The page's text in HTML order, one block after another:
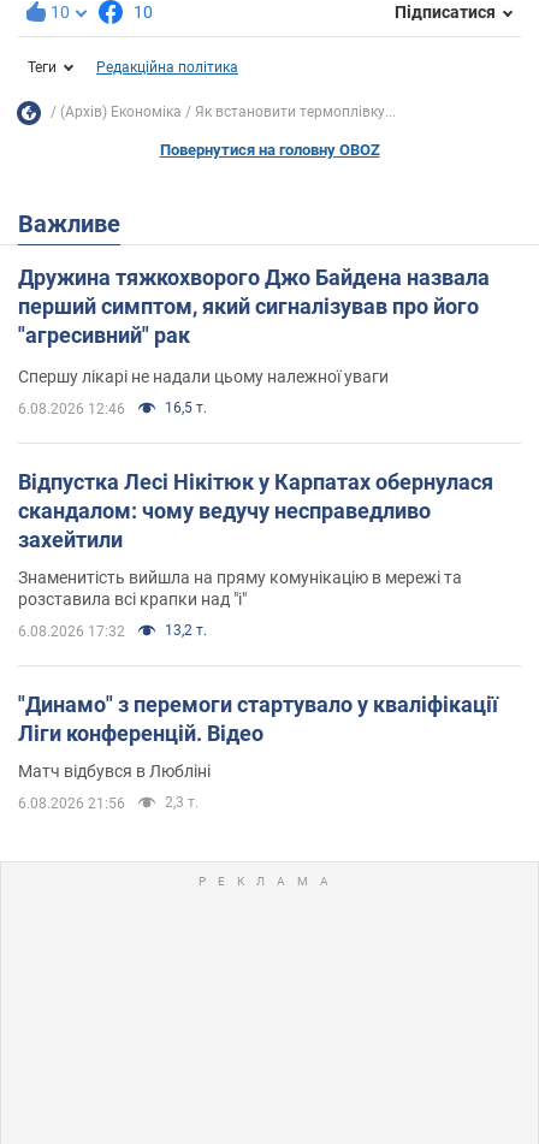
10 10 Підписатися
Теги Редакційна політика
(Архів) Економіка Як встановити термоплівку...
Повернутися на головну OBOZ
Важливе
Дружина тяжкохворого Джо Байдена назвала
перший симптом, який сигналізував про його
"агресивний" рак
Спершу лікарі не надали цьому належної уваги
6.08.2026 12:46 16,5 т.
Відпустка Лесі Нікітюк у Карпатах обернулася
скандалом: чому ведучу несправедливо
захейтили
Знаменитість вийшла на пряму комунікацію в мережі та
розставила всі крапки над "і"
6.08.2026 17:32 13,2 т.
"Динамо" з перемоги стартувало у кваліфікації
Ліги конференцій. Відео
Матч відбувся в Любліні
6.08.2026 21:56 2,3 т.